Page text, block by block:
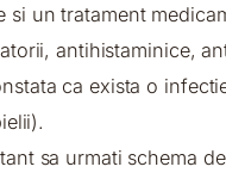
si un tratament
antihistaminice,
ca exista o
sa urmati schema